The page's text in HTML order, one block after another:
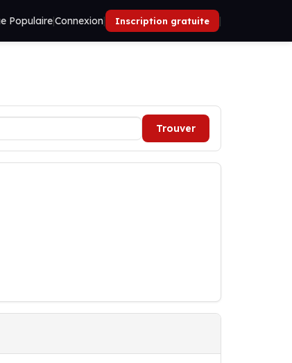
Populaire|Connexion| Inscription gratuite |
Trouver